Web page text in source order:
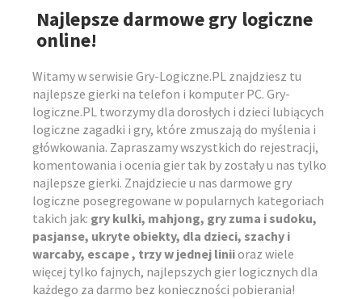
Najlepsze darmowe gry logiczne
online!
Witamy w serwisie Gry-Logiczne.PL znajdziesz tu
najlepsze gierki na telefon i komputer PC. Gry-
logiczne.PL tworzymy dla dorosłych i dzieci lubiących
logiczne zagadki i gry, które zmuszają do myślenia i
główkowania. Zapraszamy wszystkich do rejestracji,
komentowania i ocenia gier tak by zostały u nas tylko
najlepsze gierki. Znajdziecie u nas darmowe gry
logiczne posegregowane w popularnych kategoriach
takich jak: gry kulki, mahjong, gry zuma i sudoku,
pasjanse, ukryte obiekty, dla dzieci, szachy i
warcaby, escape , trzy w jednej liniioraz wiele
więcej tylko fajnych, najlepszych gier logicznych dla
każdego za darmo bez konieczności pobierania!